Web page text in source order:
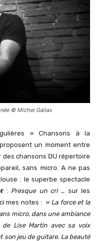
© Michel Gallas
« Chansons à la
proposent un moment entre
chansons DU répertoire
sans micro. A ne pas
: le superbe spectacle
: Presque un cri … sur les
mes notes : » La force et la
micro, dans une ambiance
de Lise Martin avec sa voix
son jeu de guitare. La beauté